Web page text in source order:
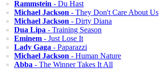
Rammstein - Du Hast
Michael Jackson - They Don't Care About Us
Michael Jackson - Dirty Diana
Dua Lipa - Training Season
Eminem - Just Lose It
Lady Gaga - Paparazzi
Michael Jackson - Human Nature
Abba - The Winner Takes It All